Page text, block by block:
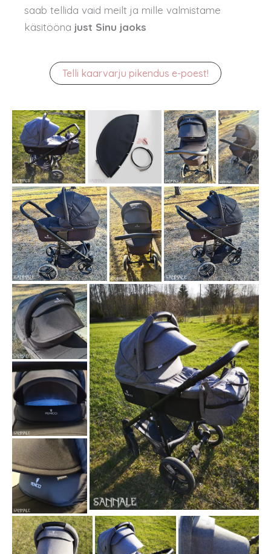
saab tellida vaid meilt ja mille valmistame
käsitööna just Sinu jaoks
Telli kaarvarju pikendus e-poest!